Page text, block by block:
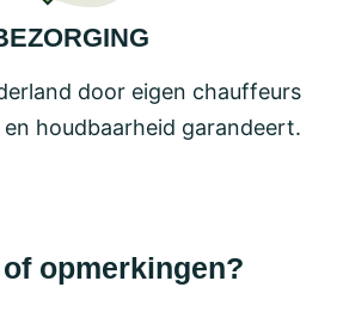
door eigen chauffeurs
houdbaarheid garandeert.
opmerkingen?